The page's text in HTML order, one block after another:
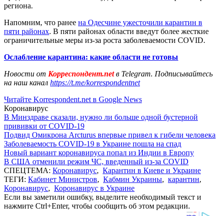
региона.
Напомним, что ранее на Одесчине ужесточили карантин в
пяти районах. В пяти районах области введут более жесткие
ограничительные меры из-за роста заболеваемости COVID.
Ослабление карантина: какие области не готовы
Новости от Корреспондент.netв Telegram. Подписывайтесь
на наш канал https://t.me/korrespondentnet
Читайте Korrespondent.net в Google News
Коронавирус
В Минздраве сказали, нужно ли больше одной бустерной
прививки от COVID-19
Подвид Омикрона Arcturus впервые привел к гибели человека
Заболеваемость COVID-19 в Украине пошла на спад
Новый вариант коронавируса попал из Индии в Европу
В США отменили режим ЧС, введенный из-за COVID
СПЕЦТЕМА: Коронавирус, Карантин в Киеве и Украине
ТЕГИ: Кабинет Министров, Кабмин Украины, карантин,
Коронавирус, Коронавирус в Украине
Если вы заметили ошибку, выделите необходимый текст и
нажмите Ctrl+Enter, чтобы сообщить об этом редакции.